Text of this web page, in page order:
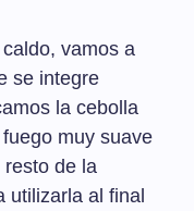
vamos a
se integre
la cebolla
muy suave
de la
utilizarla al final